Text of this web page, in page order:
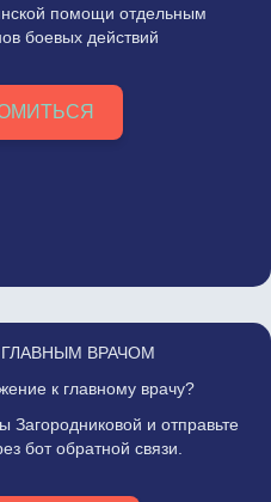
помощи отдельным
боевых действий
ВРАЧОМ
к главному врачу?
и отправьте
бот обратной связи.